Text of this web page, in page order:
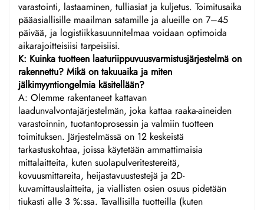
varastointi, lastaaminen, tulliasiat ja kuljetus. Toimitusaika
pääasiallisille maailman satamille ja alueille on 7–45
päivää, ja logistiikkasuunnitelmaa voidaan optimoida
aikarajoitteisiisi tarpeisiisi.
K: Kuinka tuotteen laaturiippuvuusvarmistusjärjestelmä on
rakennettu? Mikä on takuuaika ja miten
jälkimyyntiongelmia käsitellään?
A: Olemme rakentaneet kattavan
laadunvalvontajärjestelmän, joka kattaa raaka-aineiden
varastoinnin, tuotantoprosessin ja valmiin tuotteen
toimituksen. Järjestelmässä on 12 keskeistä
tarkastuskohtaa, joissa käytetään ammattimaisia
mittalaitteita, kuten suolapulveritestereitä,
kovuusmittareita, heijastavuustestejä ja 2D-
kuvamittauslaitteita, ja viallisten osien osuus pidetään
tiukasti alle 3 %:ssa. Tavallisilla tuotteilla (kuten